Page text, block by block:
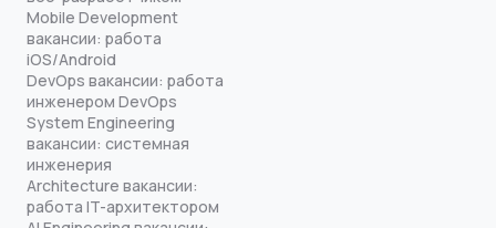
Mobile Development
вакансии: работа
iOS/Android
DevOps вакансии: работа
инженером DevOps
System Engineering
вакансии: системная
инженерия
Architecture вакансии:
работа IT-архитектором